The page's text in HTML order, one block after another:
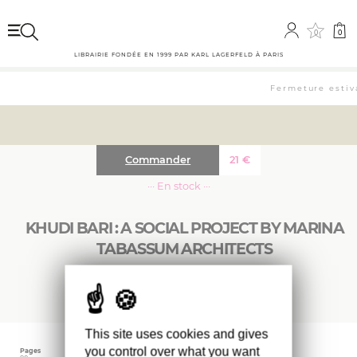
0 0
LIBRAIRIE FONDÉE EN 1999 PAR KARL LAGERFELD À PARIS
Fermeture
KHUDI BARI : A SOCIAL PROJECT BY MARINA
TABASSUM ARCHITECTS
21 €
Commander
··· En stock ···
Pages
Langue
Date d'édition
This site uses cookies and gives
you control over what you want